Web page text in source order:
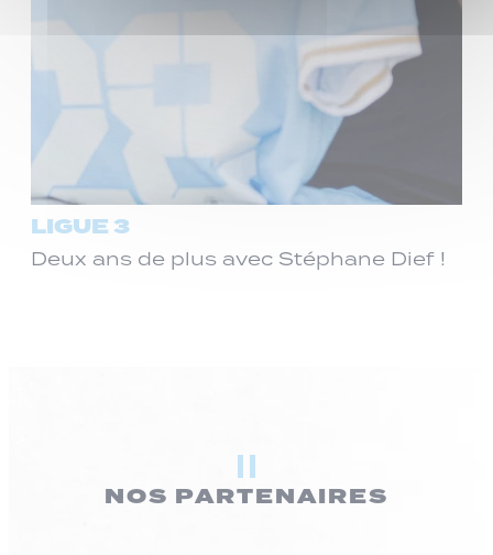
LIGUE 3
Deux ans de plus avec Stéphane Dief !
NOS PARTENAIRES